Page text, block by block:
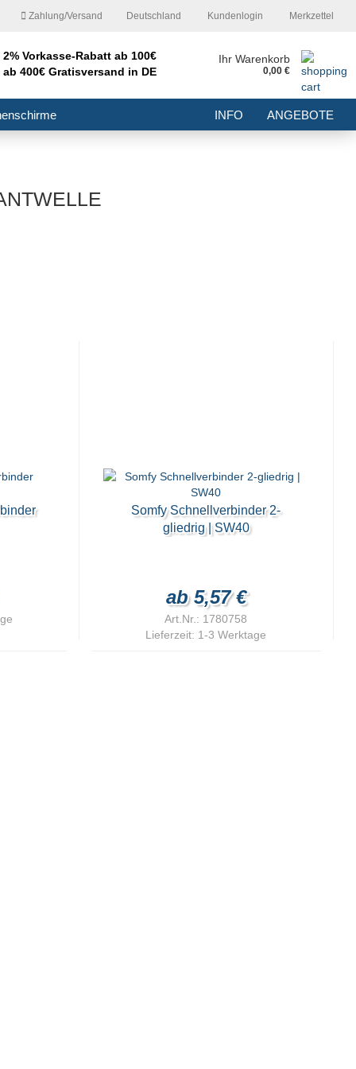
Zahlung/Versand Deutschland Kundenlogin Merkzettel
2% Vorkasse-Rabatt ab 100€
ab 400€ Gratisversand in DE
Ihr Warenkorb
0,00 €
INFO ANGEBOTE
Somfy Schnellverbinder 2-
gliedrig | SW40
ab 5,57 €
Art.Nr.: 1780758
Lieferzeit: 1-3 Werktage